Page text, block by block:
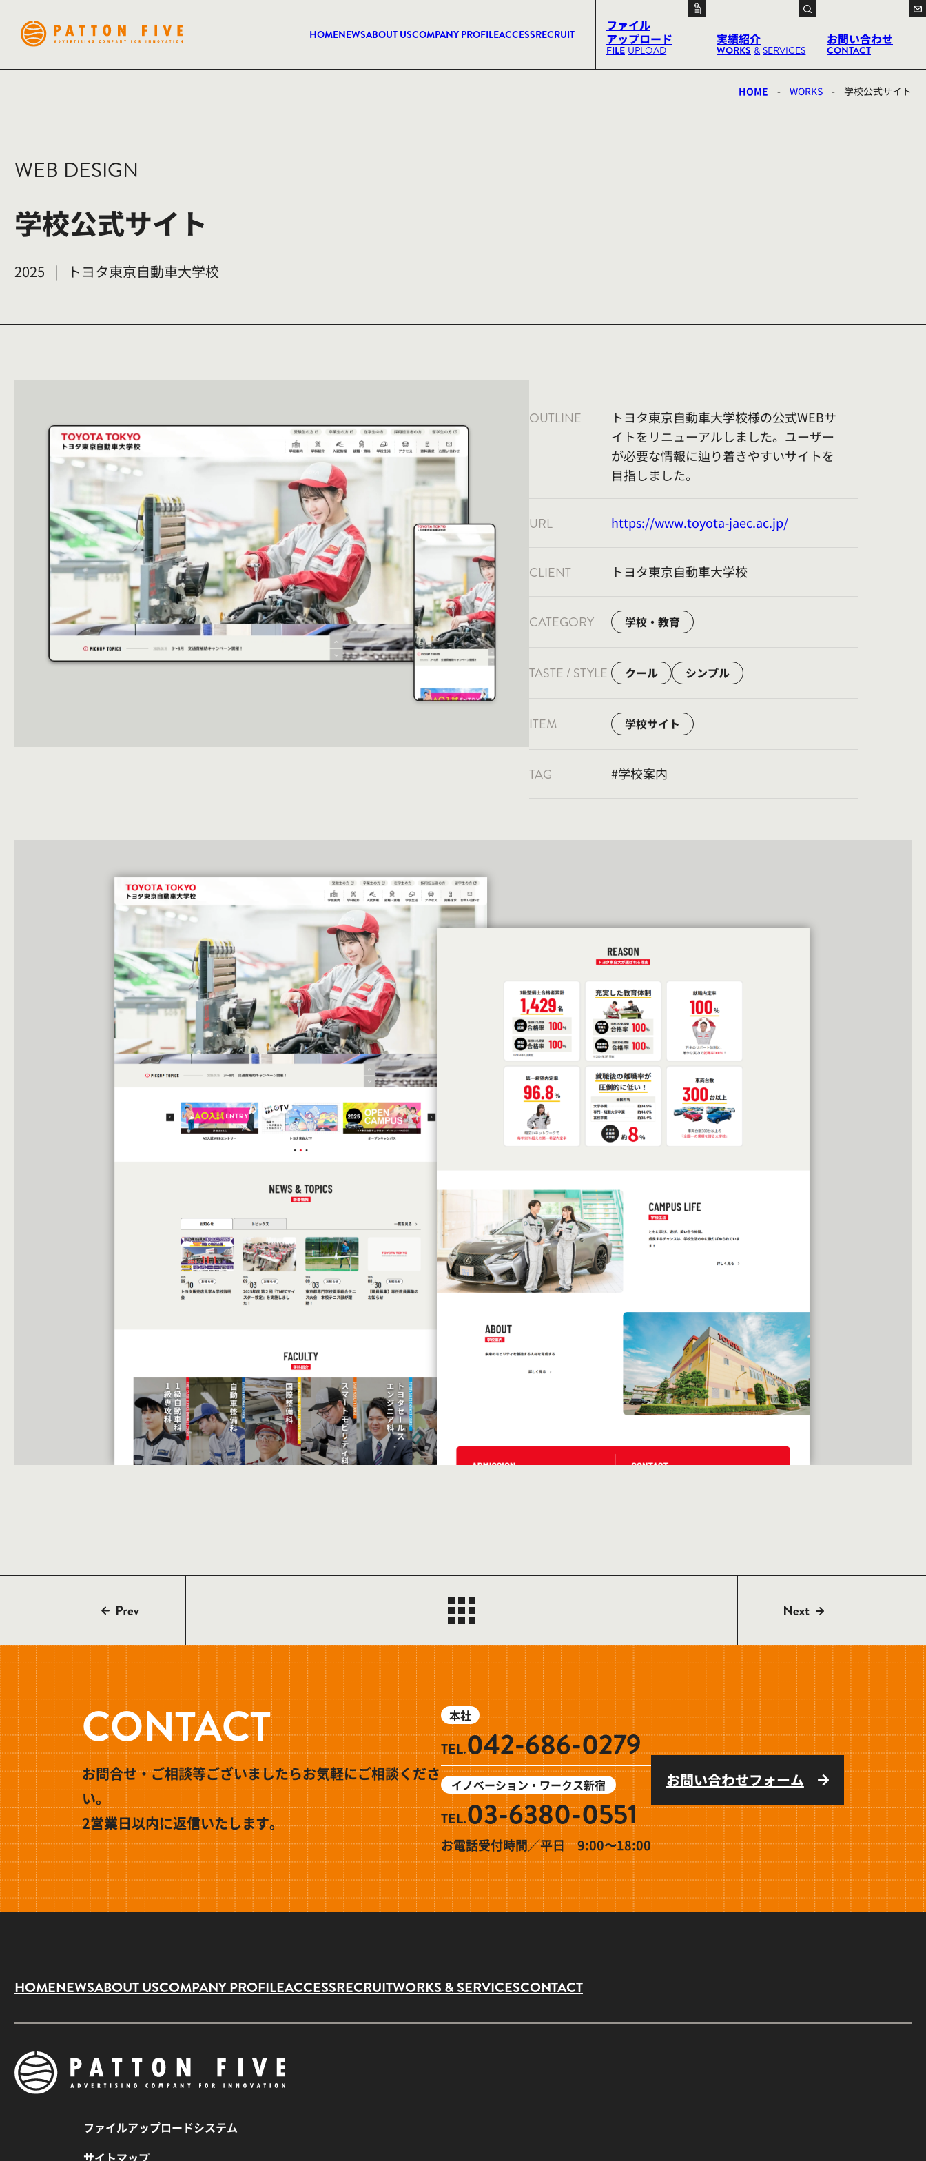
HOMENEWSABOUT USCOMPANY PROFILEACCESSRECRUIT
ファイル
アップロード
FILE UPLOAD
実績紹介
WORKS & SERVICES
お問い合わせ
CONTACT
HOME - WORKS - 学校公式サイト
WEB DESIGN
学校公式サイト
2025 | トヨタ東京自動車大学校
OUTLINE
トヨタ東京自動車大学校様の公式WEBサ
イトをリニューアルしました。ユーザー
が必要な情報に辿り着きやすいサイトを
目指しました。
URL https://www.toyota-jaec.ac.jp/
CLIENT トヨタ東京自動車大学校
CATEGORY 学校・教育
TASTE / STYLE クール シンプル
ITEM 学校サイト
TAG #学校案内
CONTACT
お問合せ・ご相談等ございましたらお気軽にご相談くださ
い。
2営業日以内に返信いたします。
本社
TEL.042-686-0279
イノベーション・ワークス新宿
TEL.03-6380-0551
お電話受付時間／平日 9:00〜18:00
お問い合わせフォーム
HOMENEWSABOUT USCOMPANY PROFILEACCESSRECRUITWORKS & SERVICESCONTACT
ファイルアップロードシステム
サイトマップ